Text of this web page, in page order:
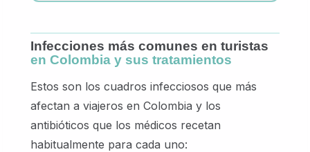
Infecciones más comunes en turistas
en Colombia y sus tratamientos
Estos son los cuadros infecciosos que más
afectan a viajeros en Colombia y los
antibióticos que los médicos recetan
habitualmente para cada uno: